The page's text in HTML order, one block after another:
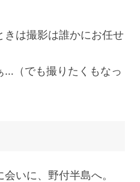
きは撮影は誰かにお任せ
…（でも撮りたくもなっ
いに、野付半島へ。